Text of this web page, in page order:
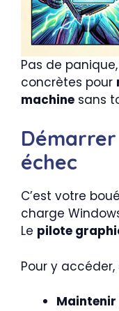
Pas de
concrètes pour
machine sans
échec
C’est votre
charge
Le pilote
Pour y accéder,
Maintenir